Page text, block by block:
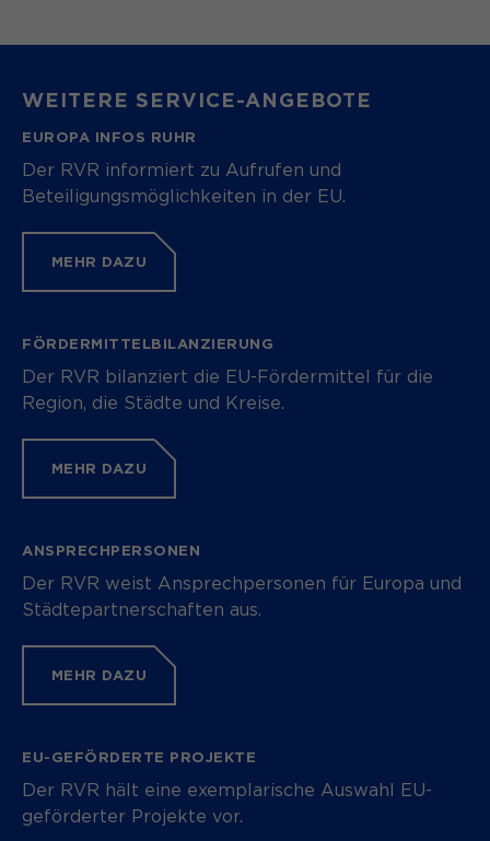
WEITERE SERVICE-ANGEBOTE
EUROPA INFOS RUHR
Der RVR informiert zu Aufrufen und
Beteiligungsmöglichkeiten in der EU.
MEHR DAZU
FÖRDERMITTELBILANZIERUNG
Der RVR bilanziert die EU-Fördermittel für die
Region, die Städte und Kreise.
MEHR DAZU
ANSPRECHPERSONEN
Der RVR weist Ansprechpersonen für Europa und
Städtepartnerschaften aus.
MEHR DAZU
EU-GEFÖRDERTE PROJEKTE
Der RVR hält eine exemplarische Auswahl EU-
geförderter Projekte vor.